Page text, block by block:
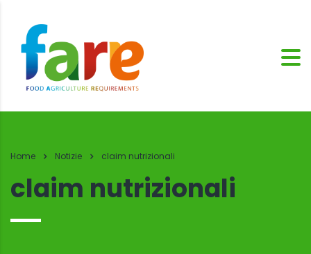
Home Notizie claim nutrizionali
claim nutrizionali